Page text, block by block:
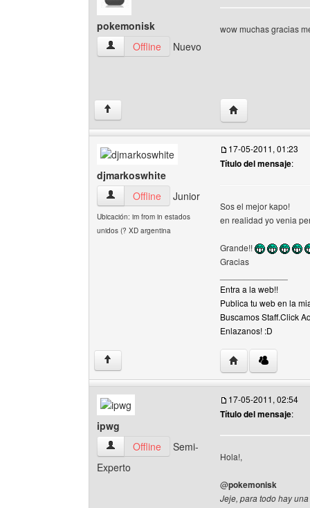
pokemonisk
pokemonisk Ver perfil del usuario
Offline Nuevo
wow muchas gracias
↑ Visitar sitio web
djmarkoswhite
djmarkoswhite Ver perfil del usuario
Offline Junior
Ubicación: im from in estados
unidos (? XD argentina
17-05-2011, 01:23
Título del mensaje:
Sos el mejor kapo!
en realidad yo venia
Grande!!
Gracias
Entra a la web!!
Publica tu web en la
Buscamos Staff.Click
Enlazanos! :D
↑ Visitar sitio web
ipwg
ipwg Ver perfil del usuario
Offline
Semi-
Experto
17-05-2011, 02:54
Título del mensaje:
Hola!,
@pokemonisk
Jeje, para todo hay